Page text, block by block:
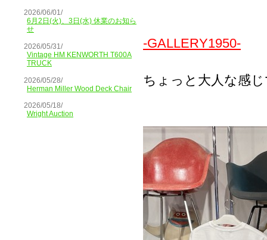
2026/06/01/
6月2日(火)、3日(水) 休業のお知ら
せ
2026/05/31/
Vintage HM KENWORTH T600A
TRUCK
2026/05/28/
Herman Miller Wood Deck Chair
2026/05/18/
Wright Auction
-GALLERY1950-
ちょっと大人な感